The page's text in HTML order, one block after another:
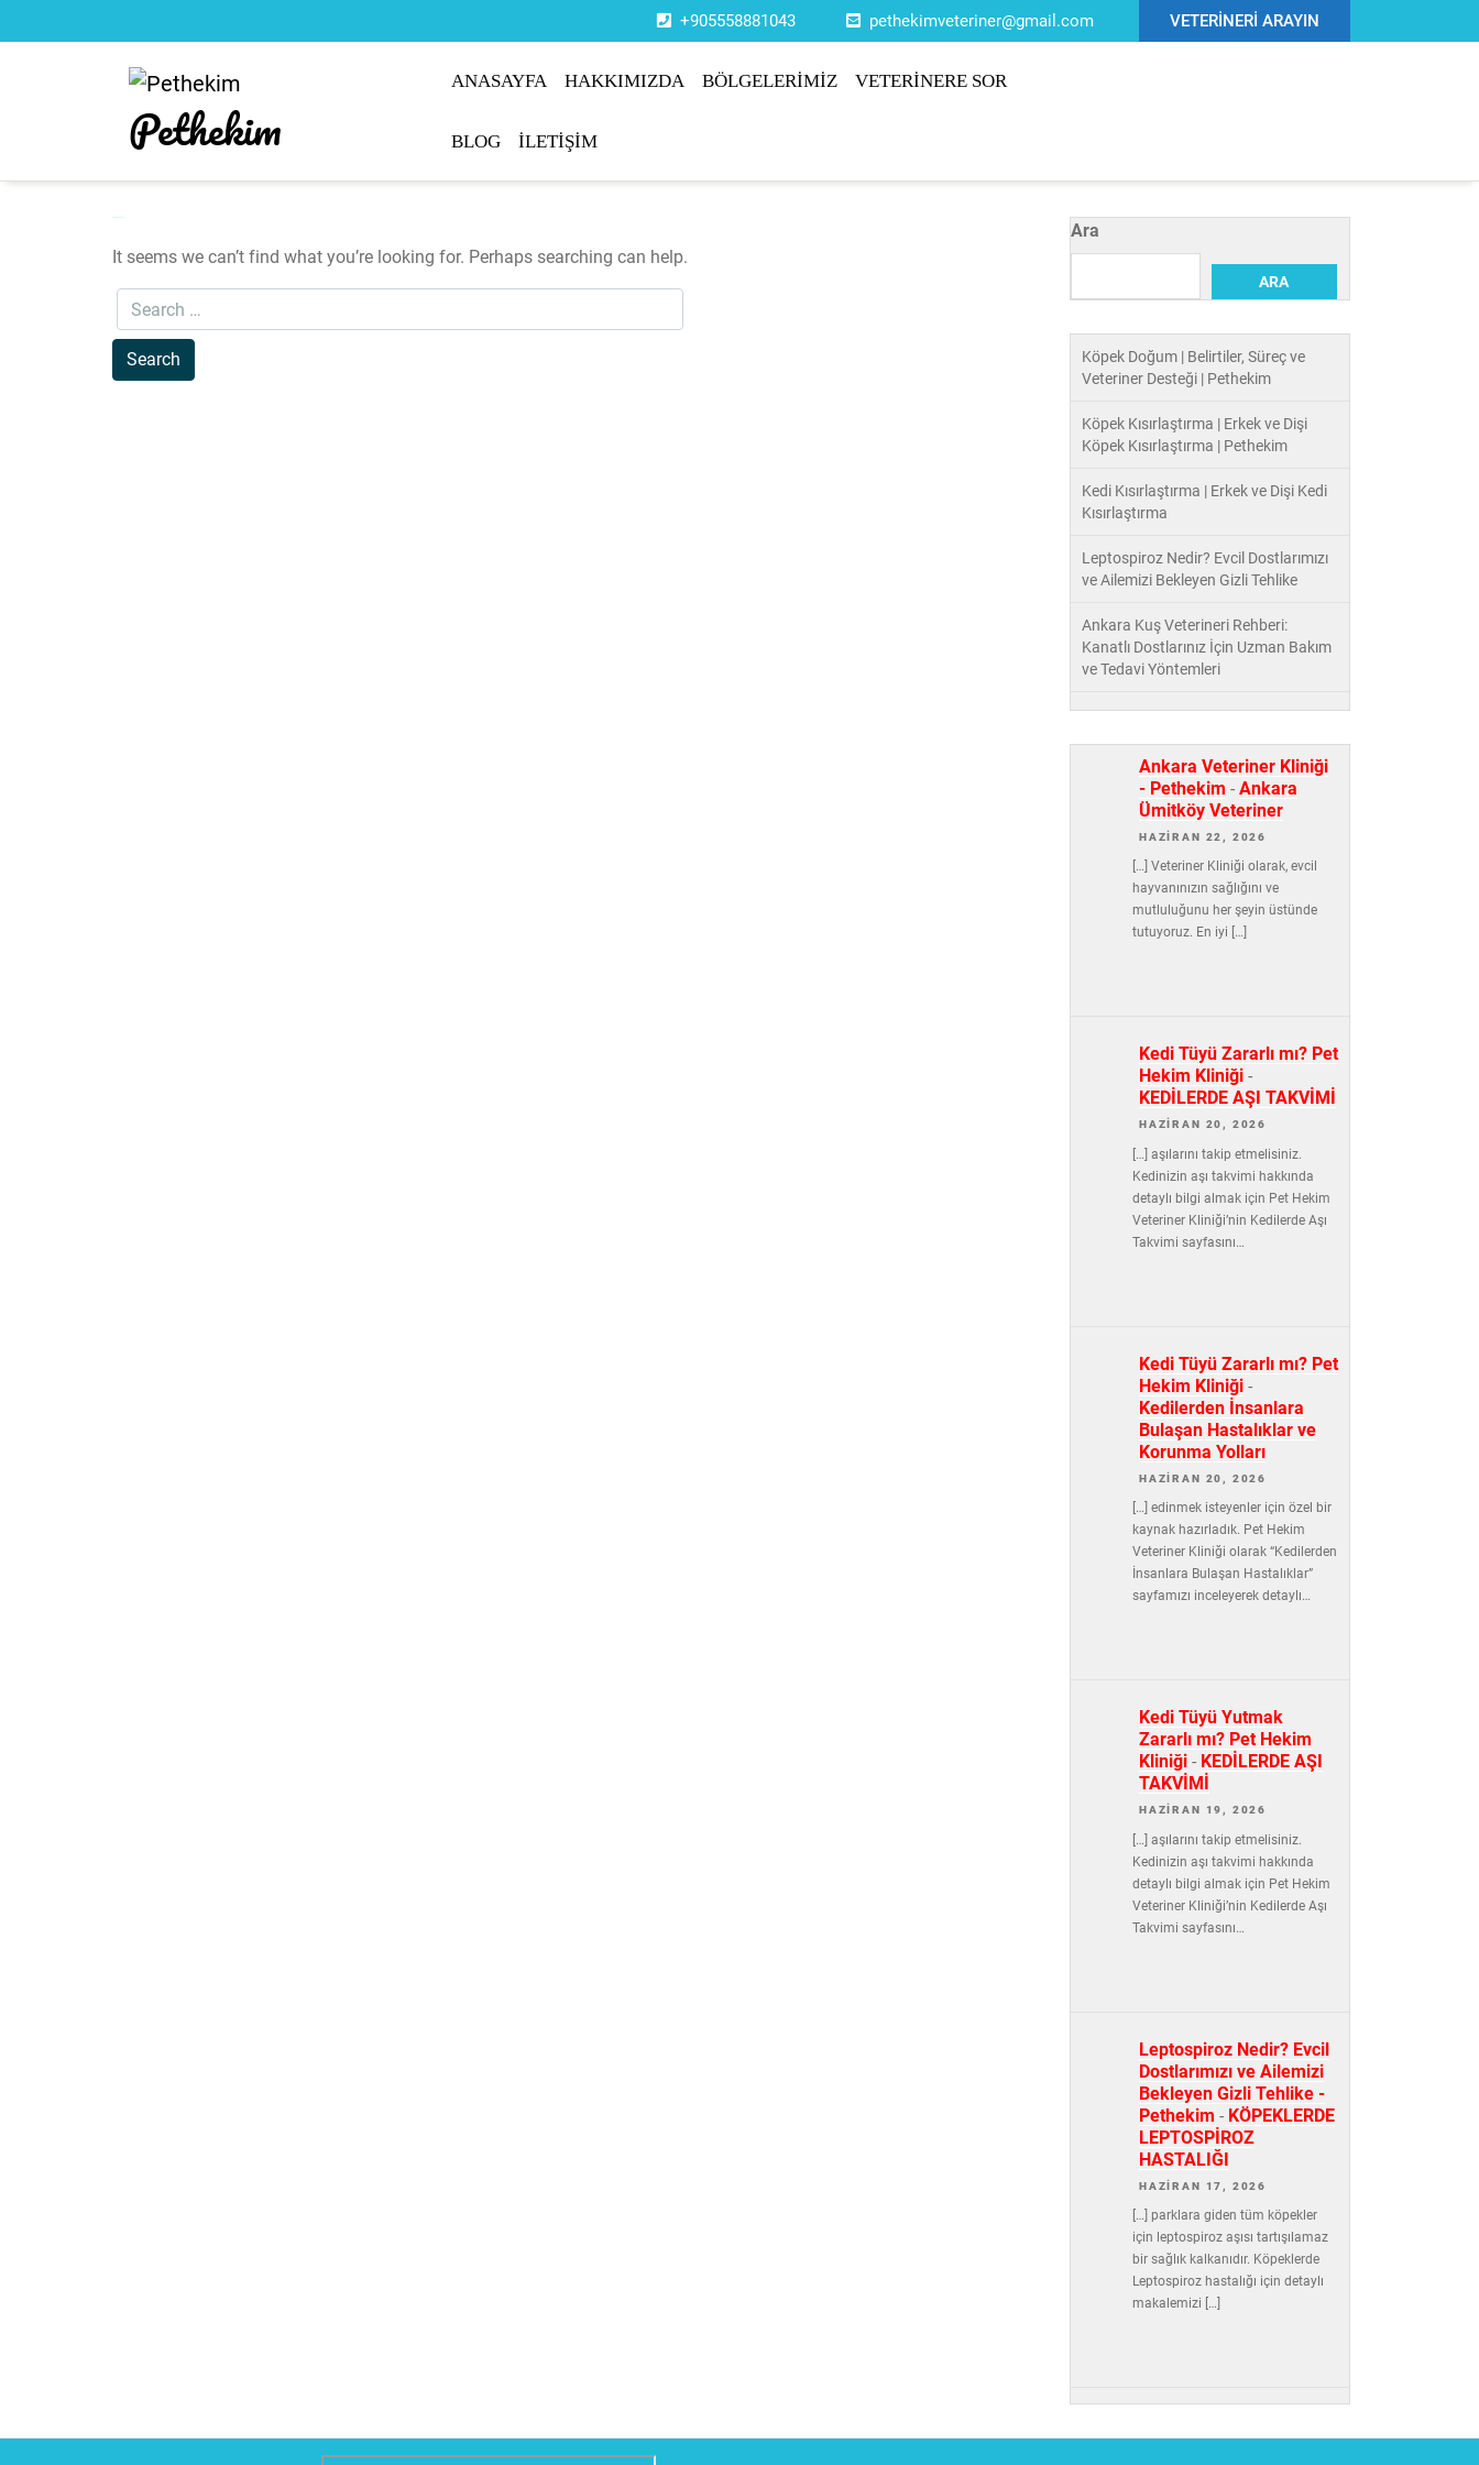
to
+905558881043 pethekimveteriner@gmail.com VETERİNERİ ARAYIN
Pethekim
ANASAYFA HAKKIMIZDA BÖLGELERİMİZ VETERİNERE SOR
BLOG İLETİŞİM
It seems we can’t find what you’re looking for. Perhaps searching can help.
Ara
ARA
Köpek Doğum | Belirtiler, Süreç ve
Veteriner Desteği | Pethekim
Köpek Kısırlaştırma | Erkek ve Dişi
Köpek Kısırlaştırma | Pethekim
Kedi Kısırlaştırma | Erkek ve Dişi Kedi
Kısırlaştırma
Leptospiroz Nedir? Evcil Dostlarımızı
ve Ailemizi Bekleyen Gizli Tehlike
Ankara Kuş Veterineri Rehberi:
Kanatlı Dostlarınız İçin Uzman Bakım
ve Tedavi Yöntemleri
Ankara Veteriner Kliniği
- Pethekim - Ankara
Ümitköy Veteriner
HAZIRAN 22, 2026
[…] Veteriner Kliniği olarak, evcil
hayvanınızın sağlığını ve
mutluluğunu her şeyin üstünde
tutuyoruz. En iyi […]
Kedi Tüyü Zararlı mı? Pet
Hekim Kliniği -
KEDİLERDE AŞI TAKVİMİ
HAZIRAN 20, 2026
[…] aşılarını takip etmelisiniz.
Kedinizin aşı takvimi hakkında
detaylı bilgi almak için Pet Hekim
Veteriner Kliniği’nin Kedilerde Aşı
Takvimi sayfasını…
Kedi Tüyü Zararlı mı? Pet
Hekim Kliniği -
Kedilerden İnsanlara
Bulaşan Hastalıklar ve
Korunma Yolları
HAZIRAN 20, 2026
[…] edinmek isteyenler için özel bir
kaynak hazırladık. Pet Hekim
Veteriner Kliniği olarak “Kedilerden
İnsanlara Bulaşan Hastalıklar”
sayfamızı inceleyerek detaylı…
Kedi Tüyü Yutmak
Zararlı mı? Pet Hekim
Kliniği - KEDİLERDE AŞI
TAKVİMİ
HAZIRAN 19, 2026
[…] aşılarını takip etmelisiniz.
Kedinizin aşı takvimi hakkında
detaylı bilgi almak için Pet Hekim
Veteriner Kliniği’nin Kedilerde Aşı
Takvimi sayfasını…
Leptospiroz Nedir? Evcil
Dostlarımızı ve Ailemizi
Bekleyen Gizli Tehlike -
Pethekim - KÖPEKLERDE
LEPTOSPİROZ
HASTALIĞI
HAZIRAN 17, 2026
[…] parklara giden tüm köpekler
için leptospiroz aşısı tartışılamaz
bir sağlık kalkanıdır. Köpeklerde
Leptospiroz hastalığı için detaylı
makalemizi […]